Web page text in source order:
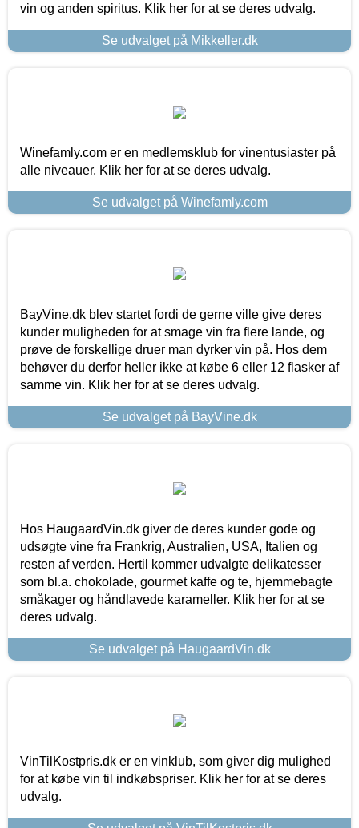
vin og anden spiritus. Klik her for at se deres udvalg.
Se udvalget på Mikkeller.dk
Winefamly.com er en medlemsklub for vinentusiaster på
alle niveauer. Klik her for at se deres udvalg.
Se udvalget på Winefamly.com
BayVine.dk blev startet fordi de gerne ville give deres
kunder muligheden for at smage vin fra flere lande, og
prøve de forskellige druer man dyrker vin på. Hos dem
behøver du derfor heller ikke at købe 6 eller 12 flasker af
samme vin. Klik her for at se deres udvalg.
Se udvalget på BayVine.dk
Hos HaugaardVin.dk giver de deres kunder gode og
udsøgte vine fra Frankrig, Australien, USA, Italien og
resten af verden. Hertil kommer udvalgte delikatesser
som bl.a. chokolade, gourmet kaffe og te, hjemmebagte
småkager og håndlavede karameller. Klik her for at se
deres udvalg.
Se udvalget på HaugaardVin.dk
VinTilKostpris.dk er en vinklub, som giver dig mulighed
for at købe vin til indkøbspriser. Klik her for at se deres
udvalg.